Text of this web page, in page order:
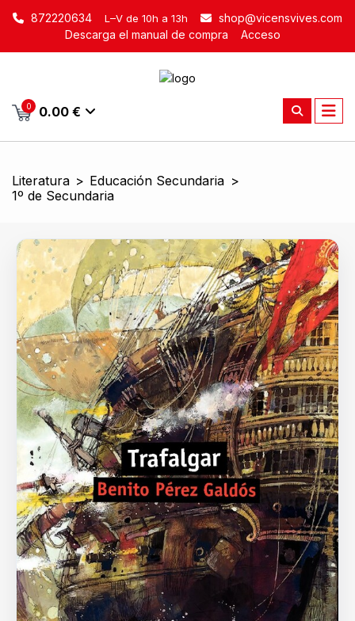
872220634 L–V de 10h a 13h
shop@vicensvives.com
Descarga el manual de compra
Acceso
0 0.00 €
Literatura > Educación Secundaria >
1º de Secundaria